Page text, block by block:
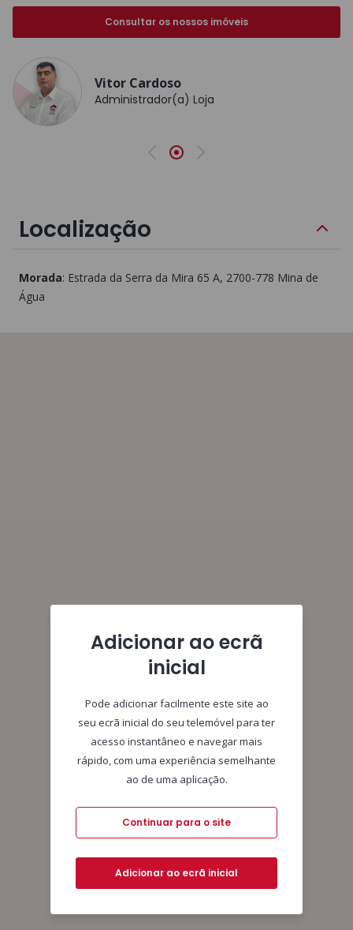
Consultar os nossos imóveis
Vitor Cardoso
Administrador(a) Loja
AnteriorSeguinte
Localização
Morada: Estrada da Serra da Mira 65 A, 2700-778 Mina de
Água
Adicionar ao ecrã
inicial
Pode adicionar facilmente este site ao
seu ecrã inicial do seu telemóvel para ter
acesso instantâneo e navegar mais
rápido, com uma experiência semelhante
ao de uma aplicação.
Continuar para o site
Adicionar ao ecrã inicial